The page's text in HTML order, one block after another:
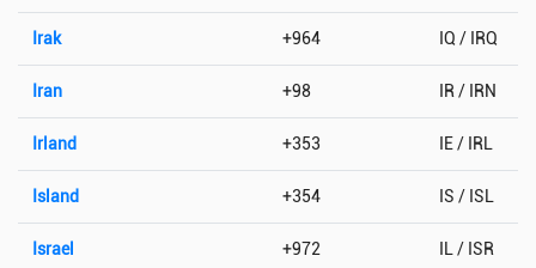
Irak +964 IQ / IRQ
Iran +98 IR / IRN
Irland +353 IE / IRL
Island +354 IS / ISL
Israel +972 IL / ISR